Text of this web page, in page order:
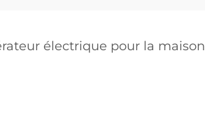
électrique pour la maison